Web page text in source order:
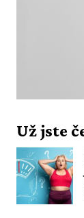
Už jste